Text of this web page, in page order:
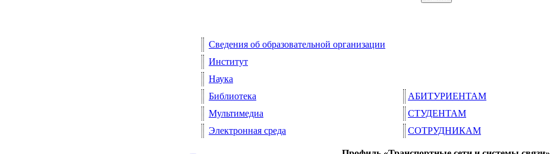
Сведения об образовательной организации
Институт
Наука
Библиотека
Мультимедиа
Электронная среда
АБИТУРИЕНТАМ
СТУДЕНТАМ
СОТРУДНИКАМ